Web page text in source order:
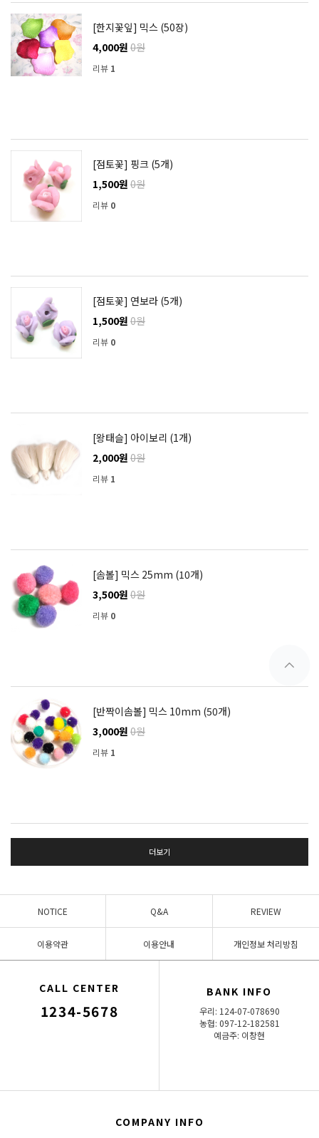
[한지꽃잎] 믹스 (50장)
4,000원 0원
리뷰 1
[점토꽃] 핑크 (5개)
1,500원 0원
리뷰 0
[점토꽃] 연보라 (5개)
1,500원 0원
리뷰 0
[왕태슬] 아이보리 (1개)
2,000원 0원
리뷰 1
[솜볼] 믹스 25mm (10개)
3,500원 0원
리뷰 0
[반짝이솜볼] 믹스 10mm (50개)
3,000원 0원
리뷰 1
더보기
NOTICE Q&A REVIEW
이용약관 이용안내 개인정보 처리방침
CALL CENTER
1234-5678
BANK INFO
우리: 124-07-078690
농협: 097-12-182581
예금주: 이창현
COMPANY INFO